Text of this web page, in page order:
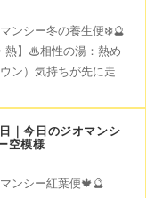
ンシー冬の養生便❄️🔮
熱】♨相性の湯：熱め
ン）気持ちが先に走り
ち着く。冷静さを忘れ
ミント系の香りを少
と下が
｜今日のジオマンシ
空模様
ンシー紅葉便🍁🔮